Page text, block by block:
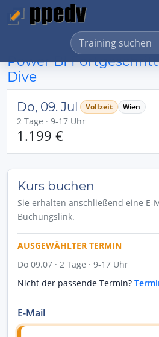
Power BI
Dive
Do, 09. Jul Vollzeit Wien
2 Tage · 9-17 Uhr
1.199 €
Kurs buchen
Sie erhalten anschließend eine E-
Buchungslink.
AUSGEWÄHLTER TERMIN
Do 09.07 · 2 Tage · 9-17 Uhr
Nicht der passende Termin?
E-Mail